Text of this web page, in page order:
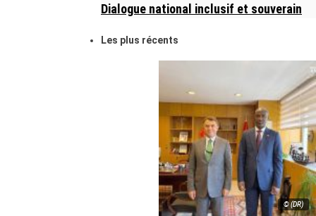
Dialogue national inclusif et souverain
Les plus récents
© (DR)